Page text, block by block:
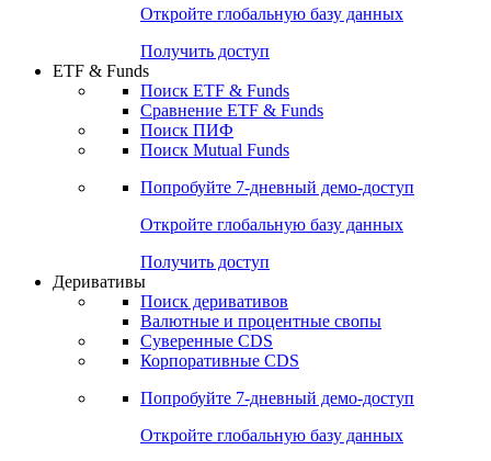
Откройте глобальную базу данных
Получить доступ
ETF & Funds
Поиск ETF & Funds
Сравнение ETF & Funds
Поиск ПИФ
Поиск Mutual Funds
Попробуйте 7-дневный демо-доступ
Откройте глобальную базу данных
Получить доступ
Деривативы
Поиск деривативов
Валютные и процентные свопы
Суверенные CDS
Корпоративные CDS
Попробуйте 7-дневный демо-доступ
Откройте глобальную базу данных